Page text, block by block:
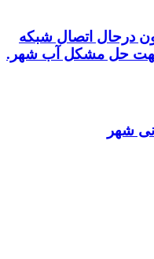
درحال اتصال شبکه
جهت حل مشکل آب شهر.
شهر